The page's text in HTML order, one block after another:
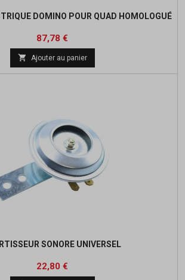
DOMINO POUR QUAD HOMOLOGUÉ
Prix
87,78 €
base
 Ajouter au panier
SONORE UNIVERSEL
Prix
22,80 €